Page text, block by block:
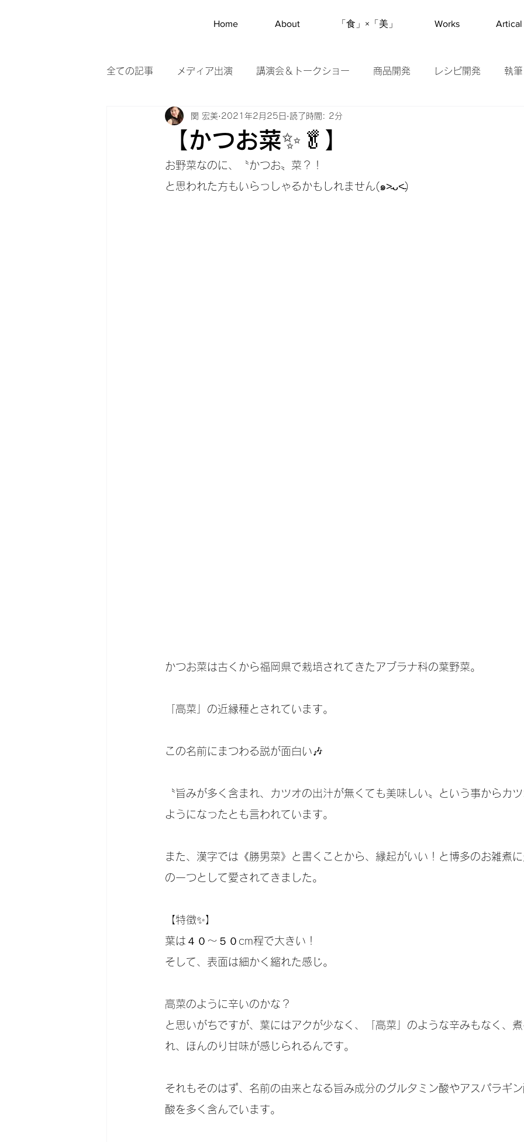
Home About 「食」×「美」 Works Artical
全ての記事 メディア出演 講演会＆トークショー 商品開発 レシピ開発 執筆
農家訪問 メイク 野菜ソムリエ #野菜美活
【かつお菜✨🥬】
関 宏美 2021年2月25日 読了時間: 2分
お野菜なのに、〝かつお〟菜？！
と思われた方もいらっしゃるかもしれません(๑˃̵ᴗ˂̵)
かつお菜は古くから福岡県で栽培されてきたアブラナ科の葉野菜。
「高菜」の近縁種とされています。
この名前にまつわる説が面白い🎶
〝旨みが多く含まれ、カツオの出汁が無くても美味しい〟という事からカ
ようになったとも言われています。
また、漢字では《勝男菜》と書くことから、縁起がいい！と博多のお雑煮
の一つとして愛されてきました。
【特徴✨】
葉は４０～５０cm程で大きい！
そして、表面は細かく縮れた感じ。
高菜のように辛いのかな？
と思いがちですが、葉にはアクが少なく、「高菜」のような辛みもなく、
れ、ほんのり甘味が感じられるんです。
それもそのはず、名前の由来となる旨み成分のグルタミン酸やアスパラギ
酸を多く含んでいます。